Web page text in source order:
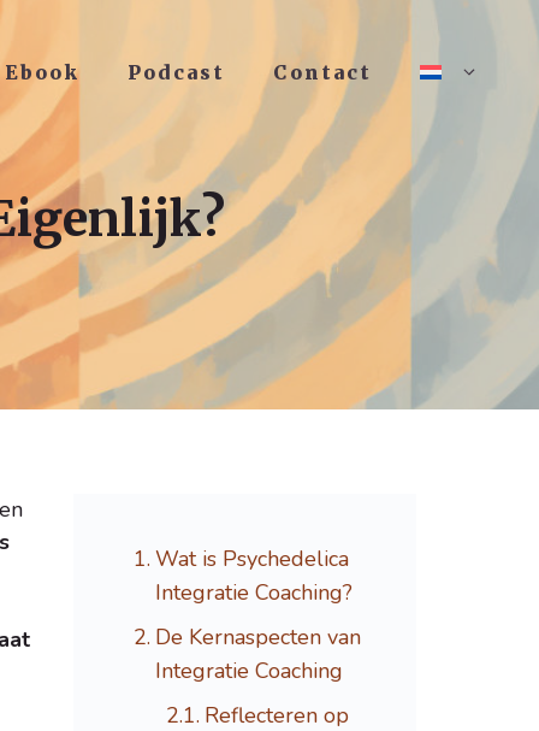
Ebook Podcast Contact
Wat is Psychedelica
Integratie Coaching?
De Kernaspecten van
Integratie Coaching
Reflecteren op